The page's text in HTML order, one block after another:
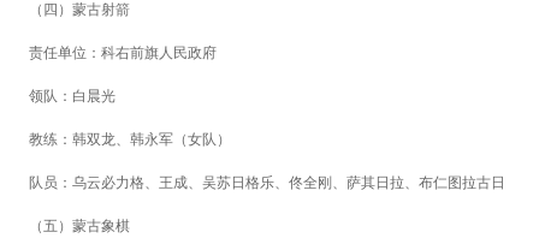
（四）蒙古射箭
责任单位：科右前旗人民政府
领队：白晨光
教练：韩双龙、韩永军（女队）
队 员：乌云必力格、王成、吴苏日格乐、佟全刚、萨其日拉、布仁图拉古日
（五）蒙古象棋